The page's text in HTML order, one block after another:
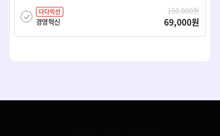
다다익선
경영혁신
150,000원
69,000원
다다익선 150,000원